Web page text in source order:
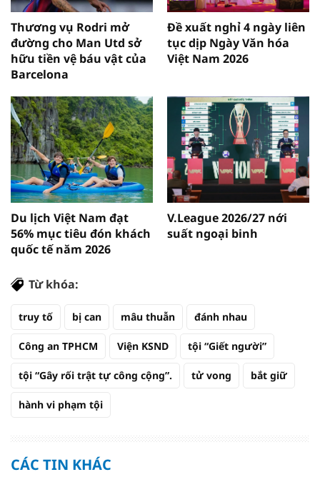
Thương vụ Rodri mở
đường cho Man Utd sở
hữu tiền vệ báu vật của
Barcelona
Đề xuất nghỉ 4 ngày liên
tục dịp Ngày Văn hóa
Việt Nam 2026
Du lịch Việt Nam đạt
56% mục tiêu đón khách
quốc tế năm 2026
V.League 2026/27 nới
suất ngoại binh
Từ khóa:
truy tố bị can mâu thuẫn đánh nhau
Công an TPHCM Viện KSND tội “Giết người”
tội “Gây rối trật tự công cộng”. tử vong bắt giữ
hành vi phạm tội
CÁC TIN KHÁC